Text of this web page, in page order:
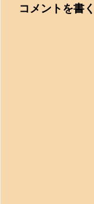
コメントを書く